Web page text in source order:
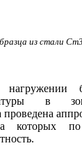
из стали
нагружении
в
которых